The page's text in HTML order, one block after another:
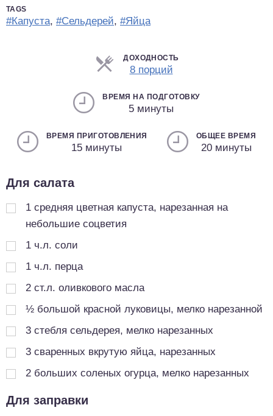
TAGS
#Капуста, #Сельдерей, #Яйца
ДОХОДНОСТЬ
8 порцийПорции
ВРЕМЯ НА ПОДГОТОВКУ
5 минуты
ВРЕМЯ ПРИГОТОВЛЕНИЯ
15 минуты
ОБЩЕЕ ВРЕМЯ
20 минуты
Для салата
1 средняя цветная капуста, нарезанная на
небольшие соцветия
1 ч.л. соли
1 ч.л. перца
2 ст.л. оливкового масла
½ большой красной луковицы, мелко нарезанной
3 стебля сельдерея, мелко нарезанных
3 сваренных вкрутую яйца, нарезанных
2 больших соленых огурца, мелко нарезанных
Для заправки